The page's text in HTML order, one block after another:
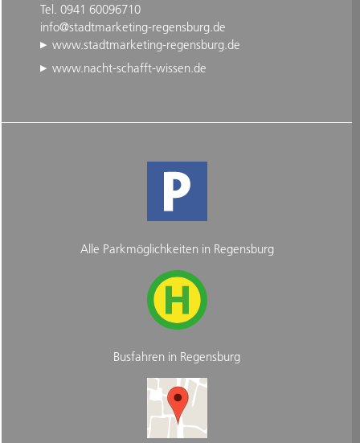
Tel. 0941 60096710
info@stadtmarketing-regensburg.de
www.stadtmarketing-regensburg.de
www.nacht-schafft-wissen.de
Alle Parkmöglichkeiten in Regensburg
Busfahren in Regensburg